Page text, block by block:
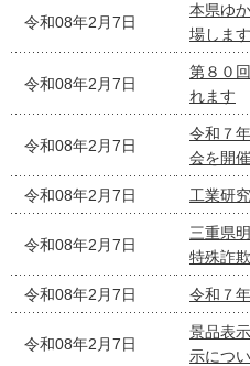
令和08年2月7日
本県ゆ
場します
令和08年2月7日
第８０
れます
令和08年2月7日
令和７
会を開
令和08年2月7日 工業研
令和08年2月7日
三重県
特殊詐
令和08年2月7日 令和７
令和08年2月7日
景品表
示につ